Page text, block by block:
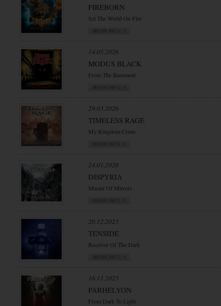
FIREBORN
Set The World On Fire
14.05.2026
MODUS BLACK
From The Basement
29.03.2026
TIMELESS RAGE
My Kingdom Come
24.01.2026
DISPYRIA
Master Of Mirrors
20.12.2025
TENSIDE
Receiver Of The Dark
16.11.2025
PARHELYON
From Dark To Light